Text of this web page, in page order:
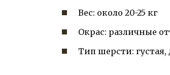
Вес: около 20-25 кг
Окрас: различные
Тип шерсти: